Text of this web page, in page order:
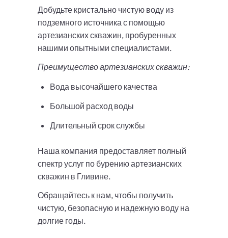
Добудьте кристально чистую воду из
подземного источника с помощью
артезианских скважин, пробуренных
нашими опытными специалистами.
Преимущество артезианских скважин:
Вода высочайшего качества
Большой расход воды
Длительный срок службы
Наша компания предоставляет полный
спектр услуг по бурению артезианских
скважин в Гливине.
Обращайтесь к нам, чтобы получить
чистую, безопасную и надежную воду на
долгие годы.